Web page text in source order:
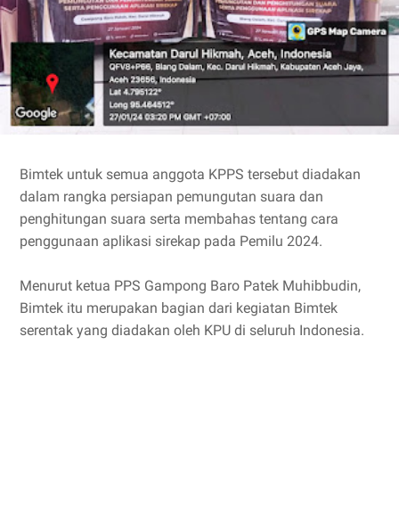
Bimtek untuk semua anggota KPPS tersebut diadakan
dalam rangka persiapan pemungutan suara dan
penghitungan suara serta membahas tentang cara
penggunaan aplikasi sirekap pada Pemilu 2024.
Menurut ketua PPS Gampong Baro Patek Muhibbudin,
Bimtek itu merupakan bagian dari kegiatan Bimtek
serentak yang diadakan oleh KPU di seluruh Indonesia.